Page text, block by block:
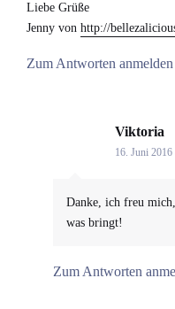
Liebe Grüße
Jenny von http://
Zum Antworten anmelden
Viktoria
16. Juni 2016
Danke, ich freu
was bringt!
Zum Antworten